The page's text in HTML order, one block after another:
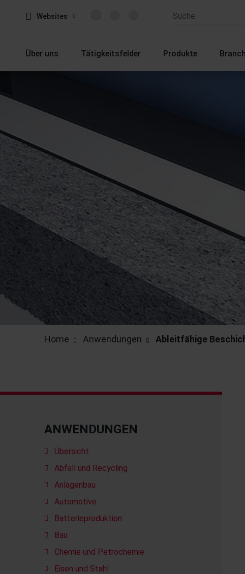
Websites
Über uns Tätigkeitsfelder Produkte
Home Anwendungen Ableitfähige
ANWENDUNGEN
Übersicht
Abfall und Recycling
Anlagenbau
Automotive
Batterieproduktion
Bau
Chemie und Petrochemie
Eisen und Stahl